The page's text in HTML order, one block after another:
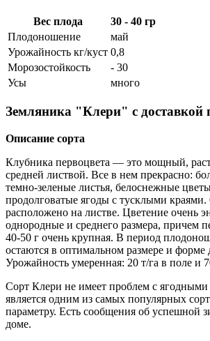
Вес плода
30 - 40 гр
Плодоношение
май
Урожайность кг/куст 0,8
Морозостойкость
- 30
Усы
много
Земляника "Клери" с доставкой
Описание сорта
Клубника первоцвета — это мощный,
средней листвой. Все в нем прекрасно:
темно-зеленые листья, белоснежные
продолговатые ягоды с тусклыми краями.
расположено на листве. Цветение очень
однородные и среднего размера, причем
40-50 г очень крупная. В период
остаются в оптимальном размере и форме
Урожайность умеренная: 20 т/га в поле и
Сорт Клери не имеет проблем с
является одним из самых популярных
параметру. Есть сообщения об успешной
доме.